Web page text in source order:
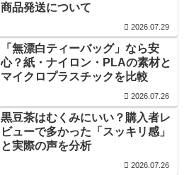
商品発送について
2026.07.29
「無漂白ティーバッグ」なら安
心？紙・ナイロン・PLAの素材と
マイクロプラスチックを比較
2026.07.26
黒豆茶はむくみにいい？購入者レ
ビューで多かった「スッキリ感」
と実際の声を分析
2026.07.26